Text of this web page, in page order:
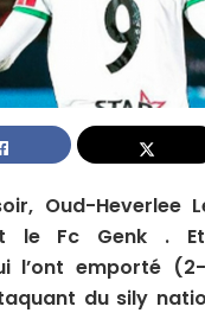
Oud-Heverlee
le Fc Genk .
l’ont emporté
du sily